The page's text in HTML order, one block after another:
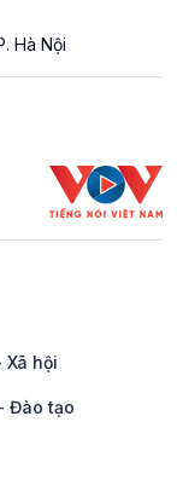
Hà Nội
hội
Đào tạo